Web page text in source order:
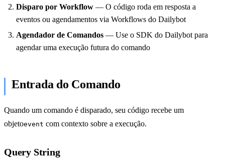
Disparo por Workflow — O código roda em resposta a
eventos ou agendamentos via Workflows do Dailybot
Agendador de Comandos — Use o SDK do Dailybot para
agendar uma execução futura do comando
Entrada do Comando
Quando um comando é disparado, seu código recebe um
objetoevent com contexto sobre a execução.
Query String